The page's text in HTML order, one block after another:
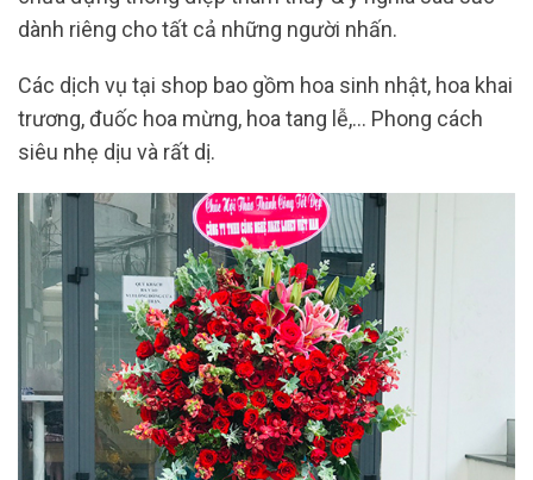
dành riêng cho tất cả những người nhấn.
Các dịch vụ tại shop bao gồm hoa sinh nhật, hoa khai
trương, đuốc hoa mừng, hoa tang lễ,… Phong cách
siêu nhẹ dịu và rất dị.